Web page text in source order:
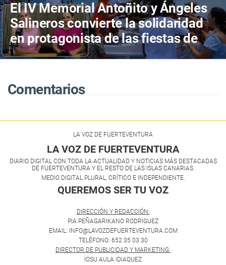
El IV Memorial Antoñito y Ángeles
Salineros convierte la solidaridad
en protagonista de las fiestas de
Las Salinas del Carmen
Comentarios
LA VOZ DE FUERTEVENTURA
LA VOZ DE FUERTEVENTURA
DIARIO DIGITAL CON TODA LA ACTUALIDAD Y NOTICIAS MÁS DESTACADAS
DE FUERTEVENTURA Y EL RESTO DE LAS ISLAS CANARIAS.
MEDIO DIGITAL PLURAL, CRÍTICO E INDEPENDIENTE.
QUEREMOS SER TU VOZ.
DIRECCIÓN Y REDACCIÓN:
PIA PEÑAGARIKANO RODRIGUEZ
EMAIL: INFO@LAVOZDEFUERTEVENTURA.COM
TELÉFONO: 652 35 03 30
DIRECTOR DE PUBLICIDAD Y MARKETING:
IOSU AULA IDIAQUEZ